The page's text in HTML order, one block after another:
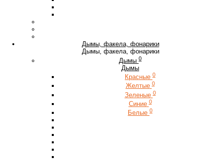
Дымы, факела, фонарики
Дымы, факела, фонарики
Дымы 0
Дымы
Красные 0
Желтые 0
Зеленые 0
Синие 0
Белые 0